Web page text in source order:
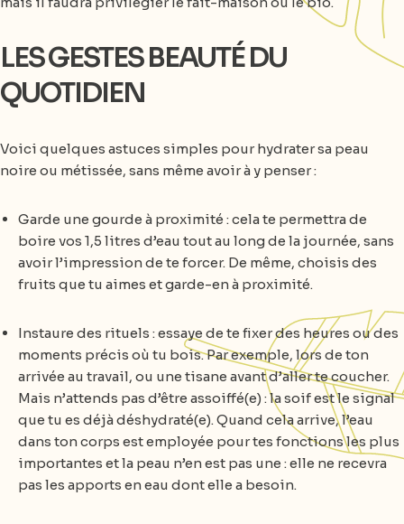
LES GESTES BEAUTÉ DU
QUOTIDIEN
Voici quelques astuces simples pour hydrater sa peau
noire ou métissée, sans même avoir à y penser :
Garde une gourde à proximité : cela te permettra de
boire vos 1,5 litres d’eau tout au long de la journée, sans
avoir l’impression de te forcer. De même, choisis des
fruits que tu aimes et garde-en à proximité.
Instaure des rituels : essaye de te fixer des heures ou des
moments précis où tu bois. Par exemple, lors de ton
arrivée au travail, ou une tisane avant d’aller te coucher.
Mais n’attends pas d’être assoiffé(e) : la soif est le signal
que tu es déjà déshydraté(e). Quand cela arrive, l’eau
dans ton corps est employée pour tes fonctions les plus
importantes et la peau n’en est pas une : elle ne recevra
pas les apports en eau dont elle a besoin.